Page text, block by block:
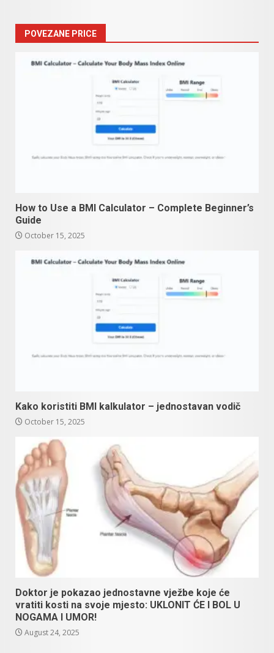
POVEZANE PRICE
How to Use a BMI Calculator – Complete Beginner’s
Guide
October 15, 2025
Kako koristiti BMI kalkulator – jednostavan vodič
October 15, 2025
Doktor je pokazao jednostavne vježbe koje će
vratiti kosti na svoje mjesto: UKLONIT ĆE I BOL U
NOGAMA I UMOR!
August 24, 2025